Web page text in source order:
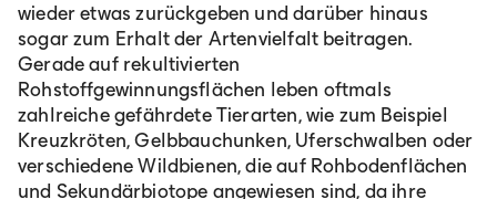
wieder etwas zurückgeben und darüber hinaus
sogar zum Erhalt der Artenvielfalt beitragen.
Gerade auf rekultivierten
Rohstoffgewinnungsflächen leben oftmals
zahlreiche gefährdete Tierarten, wie zum Beispiel
Kreuzkröten, Gelbbauchunken, Uferschwalben oder
verschiedene Wildbienen, die auf Rohbodenflächen
und Sekundärbiotope angewiesen sind, da ihre